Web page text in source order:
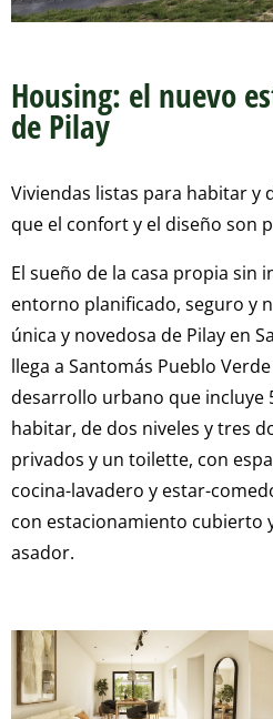
Housing: el nuevo
de Pilay
Viviendas listas para habitar y
que el confort y el diseño son
El sueño de la casa propia sin
entorno planificado, seguro y
única y novedosa de Pilay en
llega a Santomás Pueblo
desarrollo urbano que incluye
habitar, de dos niveles y tres
privados y un toilette, con
cocina-lavadero y estar-
con estacionamiento cubierto
asador.